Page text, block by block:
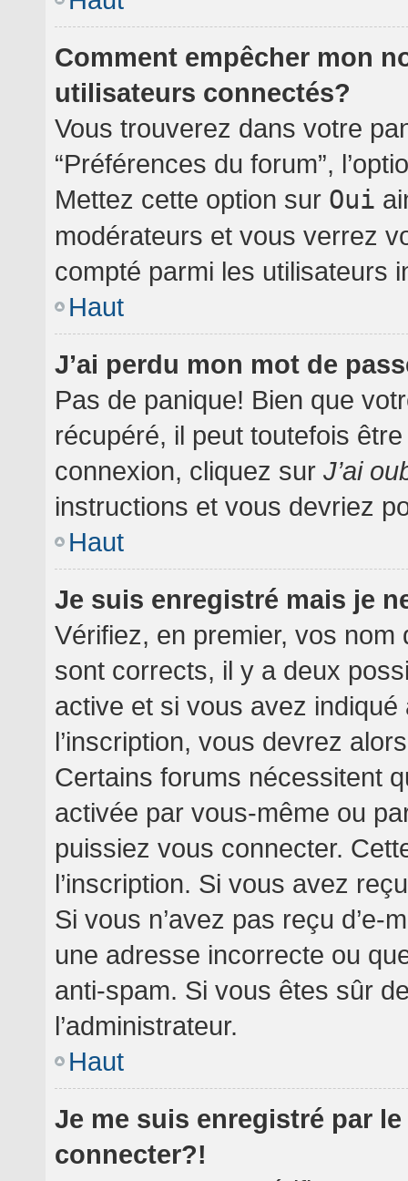
Comment empêcher mon
utilisateurs connectés?
Vous trouverez dans votre
“Préférences du forum”,
Mettez cette option sur Oui
modérateurs et vous verrez
compté parmi les utilisateurs
Haut
J’ai perdu mon mot de
Pas de panique! Bien que
récupéré, il peut toutefois
connexion, cliquez sur J’ai
instructions et vous devriez
Haut
Je suis enregistré mais je
Vérifiez, en premier, vos nom
sont corrects, il y a deux
active et si vous avez
l’inscription, vous devrez
Certains forums nécessitent
activée par vous-même ou
puissiez vous connecter.
l’inscription. Si vous avez
Si vous n’avez pas reçu d’e-
une adresse incorrecte ou
anti-spam. Si vous êtes sûr
l’administrateur.
Haut
Je me suis enregistré par
connecter?!